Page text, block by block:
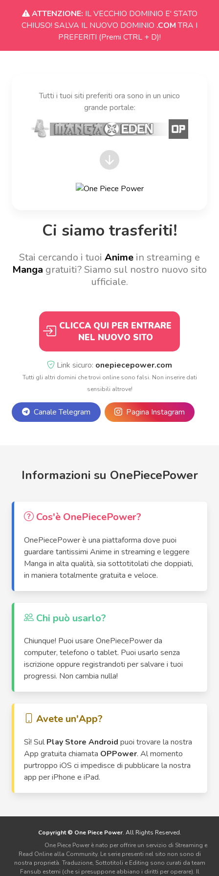
ATTENZIONE: IL VECCHIO DOMINIO E' STATO
CHIUSO! SALVA IL NUOVO DOMINIO .COMTRA I
PREFERITI (Premi CTRL + D)!
Tutti i tuoi siti preferiti ora sono in un unico
grande portale:
Ci siamo trasferiti!
Stai cercando i tuoi Anime in streaming e
Manga gratuiti? Siamo sul nostro nuovo sito
ufficiale.
CLICCA QUI PER ENTRARE
NEL NUOVO SITO
Link sicuro: onepiecepower.com
Tutti gli altri domini che trovi online sono falsi. Non inserire dati
sensibili altrove!
Canale Telegram Pagina Instagram
Informazioni su OnePiecePower
Cos'è OnePiecePower?
OnePiecePower è una piattaforma dove puoi
guardare tantissimi Anime in streaming e leggere
Manga in alta qualità, sia sottotitolati che doppiati,
in maniera totalmente gratuita e veloce.
Chi può usarlo?
Chiunque! Puoi usare OnePiecePower da
computer, telefono o tablet. Puoi usarlo senza
iscrizione oppure registrandoti per salvare i tuoi
progressi. Non cambia nulla!
Avete un'App?
Sì! Sul Play Store Android puoi trovare la nostra
App gratuita chiamata OPPower. Al momento
purtroppo iOS ci impedisce di pubblicare la nostra
app per iPhone e iPad.
Copyright © One Piece Power. All Rights Reserved.
One Piece Power è nato per offrire un servizio di Streaming e
Read Online alla Community. Le serie presenti nel sito non sono di
nostra proprietà. Traduzione, Sottotitoli e Editing sono curati da team
Fansub esterni (che si presuppone abbiano i diritti per operare). Il